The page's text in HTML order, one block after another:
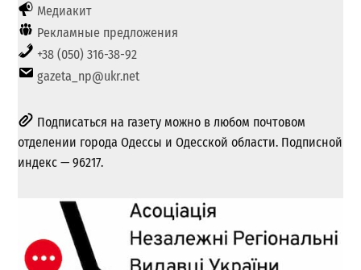
Медиакит
Рекламные предложения
+38 (050) 316-38-92
gazeta_np@ukr.net
Подписаться на газету можно в любом почтовом
отделении города Одессы и Одесской области. Подписной
индекс — 96217.